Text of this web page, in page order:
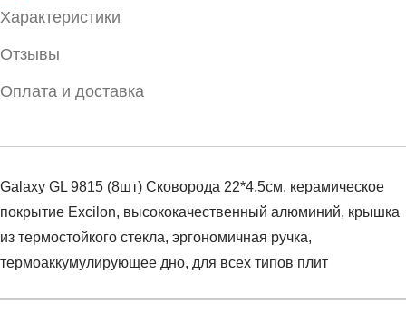
Характеристики
Отзывы
Оплата и доставка
Galaxy GL 9815 (8шт) Сковорода 22*4,5см, керамическое
покрытие Excilon, высококачественный алюминий, крышка
из термостойкого стекла, эргономичная ручка,
термоаккумулирующее дно, для всех типов плит